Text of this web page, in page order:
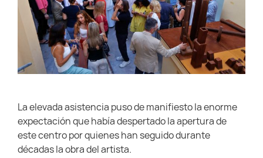
La elevada asistencia puso de manifiesto la enorme
expectación que había despertado la apertura de
este centro por quienes han seguido durante
décadas la obra del artista.